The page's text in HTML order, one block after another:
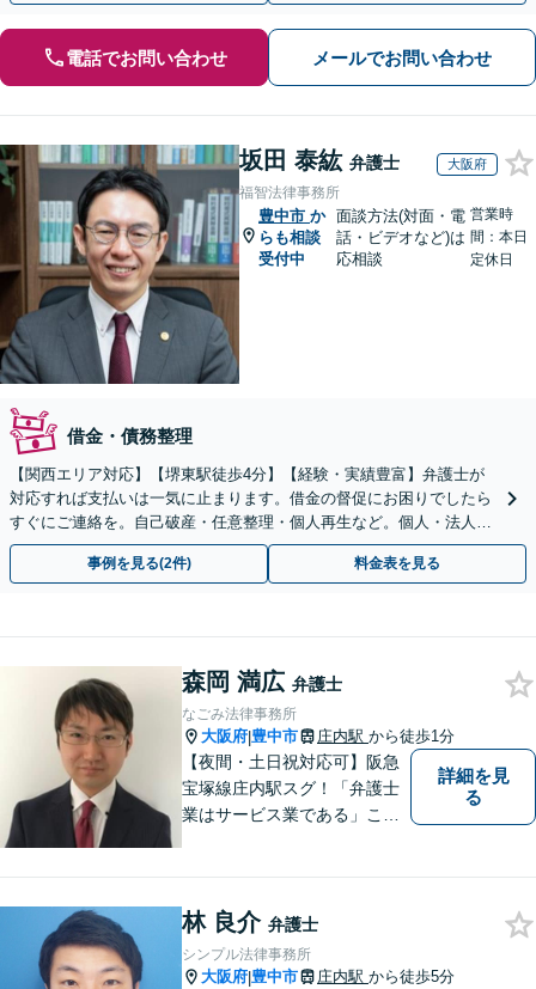
電話でお問い合わせ メールでお問い合わせ
坂田 泰紘 弁護士 大阪府
福智法律事務所
豊中市 か
らも相談
受付中
面談方法(対面・電
話・ビデオなど)は
応相談
営業時
間：本日
定休日
借金・債務整理
【関西エリア対応】【堺東駅徒歩4分】【経験・実績豊富】弁護士が
対応すれば支払いは一気に止まります。借金の督促にお困りでしたら
すぐにご連絡を。自己破産・任意整理・個人再生など。個人・法人対
応可能。【夜間・休日対応可能】
事例を見る(2件) 料金表を見る
森岡 満広 弁護士
なごみ法律事務所
大阪府|豊中市 庄内駅 から徒歩1分
【夜間・土日祝対応可】阪急
宝塚線庄内駅スグ！「弁護士
業はサービス業である」こと
詳細を見
る
林 良介 弁護士
シンプル法律事務所
大阪府|豊中市 庄内駅 から徒歩5分